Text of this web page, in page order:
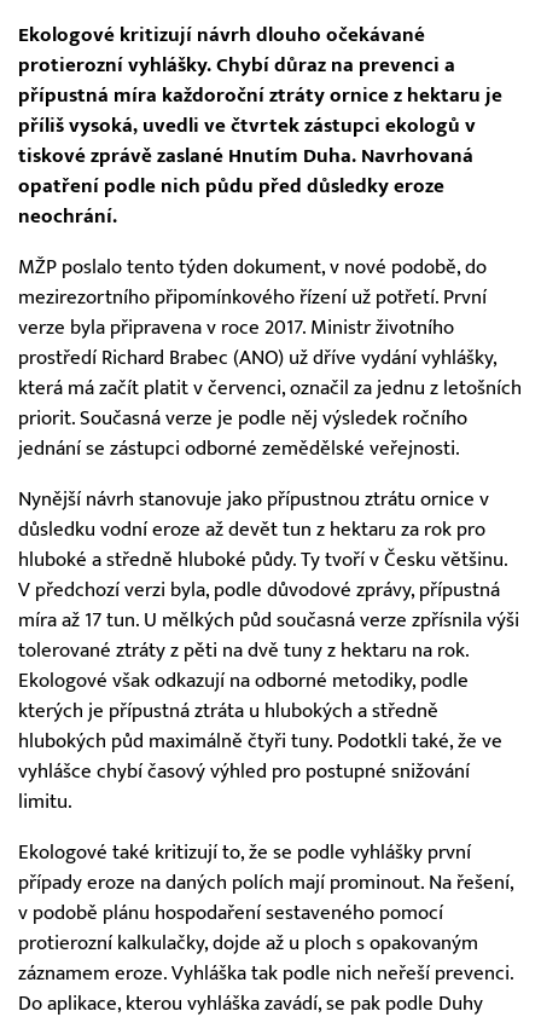
Ekologové kritizují návrh dlouho očekávané
protierozní vyhlášky. Chybí důraz na prevenci a
přípustná míra každoroční ztráty ornice z hektaru je
příliš vysoká, uvedli ve čtvrtek zástupci ekologů v
tiskové zprávě zaslané Hnutím Duha. Navrhovaná
opatření podle nich půdu před důsledky eroze
neochrání.
MŽP poslalo tento týden dokument, v nové podobě, do
mezirezortního připomínkového řízení už potřetí. První
verze byla připravena v roce 2017. Ministr životního
prostředí Richard Brabec (ANO) už dříve vydání vyhlášky,
která má začít platit v červenci, označil za jednu z letošních
priorit. Současná verze je podle něj výsledek ročního
jednání se zástupci odborné zemědělské veřejnosti.
Nynější návrh stanovuje jako přípustnou ztrátu ornice v
důsledku vodní eroze až devět tun z hektaru za rok pro
hluboké a středně hluboké půdy. Ty tvoří v Česku většinu.
V předchozí verzi byla, podle důvodové zprávy, přípustná
míra až 17 tun. U mělkých půd současná verze zpřísnila výši
tolerované ztráty z pěti na dvě tuny z hektaru na rok.
Ekologové však odkazují na odborné metodiky, podle
kterých je přípustná ztráta u hlubokých a středně
hlubokých půd maximálně čtyři tuny. Podotkli také, že ve
vyhlášce chybí časový výhled pro postupné snižování
limitu.
Ekologové také kritizují to, že se podle vyhlášky první
případy eroze na daných polích mají prominout. Na řešení,
v podobě plánu hospodaření sestaveného pomocí
protierozní kalkulačky, dojde až u ploch s opakovaným
záznamem eroze. Vyhláška tak podle nich neřeší prevenci.
Do aplikace, kterou vyhláška zavádí, se pak podle Duhy